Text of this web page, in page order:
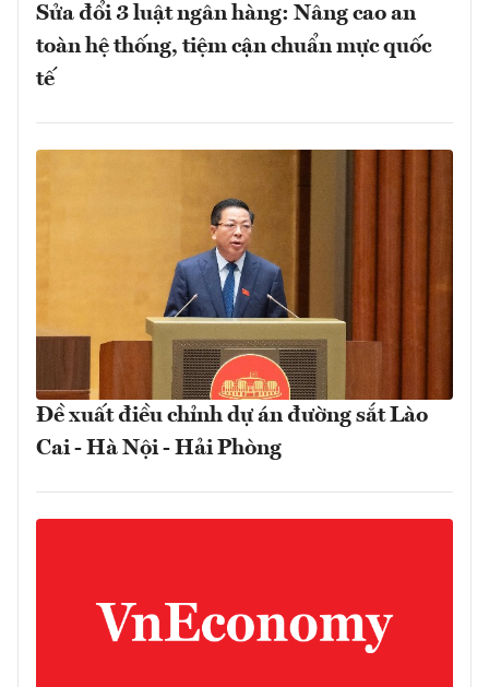
Sửa đổi 3 luật ngân hàng: Nâng cao an
toàn hệ thống, tiệm cận chuẩn mực quốc
tế
Đề xuất điều chỉnh dự án đường sắt Lào
Cai - Hà Nội - Hải Phòng